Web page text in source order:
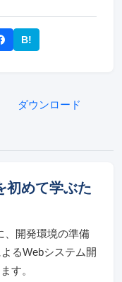
B!このページをはてな
ダウンロード
初めて学ぶた
、開発環境の準備
るWebシステム開
す。